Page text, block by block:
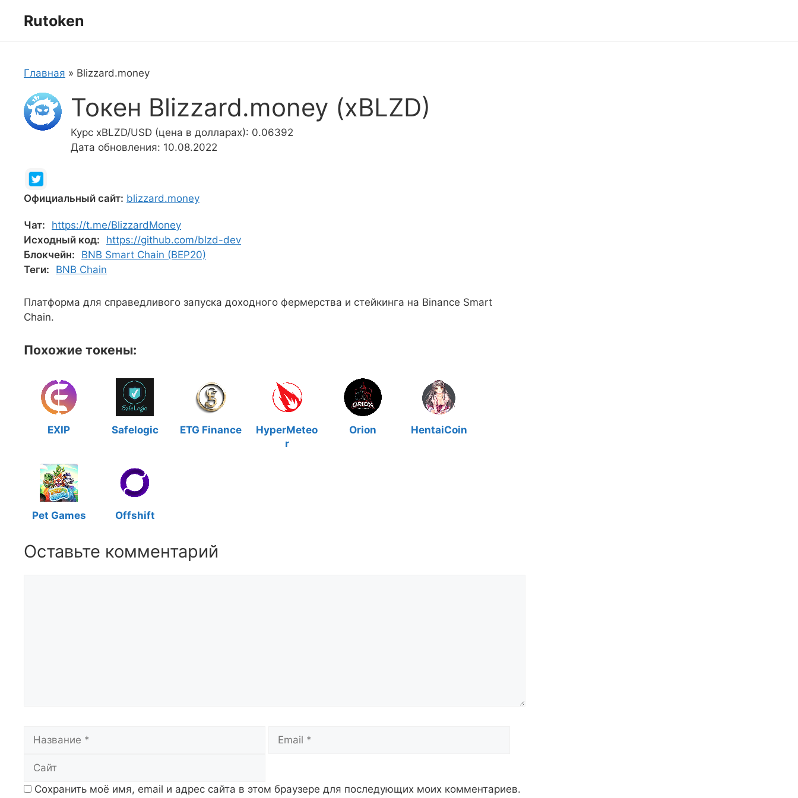
Rutoken
Главная » Blizzard.money
Токен Blizzard.money (xBLZD)
Курс xBLZD/USD (цена в долларах): 0.06392
Дата обновления: 10.08.2022
Официальный сайт: blizzard.money
Чат:
https://t.me/BlizzardMoney
Исходный код:
https://github.com/blzd-dev
Блокчейн:
BNB Smart Chain (BEP20)
Теги:
BNB Chain
Платформа для справедливого запуска доходного фермерства и стейкинга на Binance Smart
Chain.
Похожие токены:
EXIP Safelogic ETG Finance
HyperMeteo
r
Orion HentaiCoin
Pet Games Offshift
Оставьте комментарий
Сохранить моё имя, email и адрес сайта в этом браузере для последующих моих комментариев.